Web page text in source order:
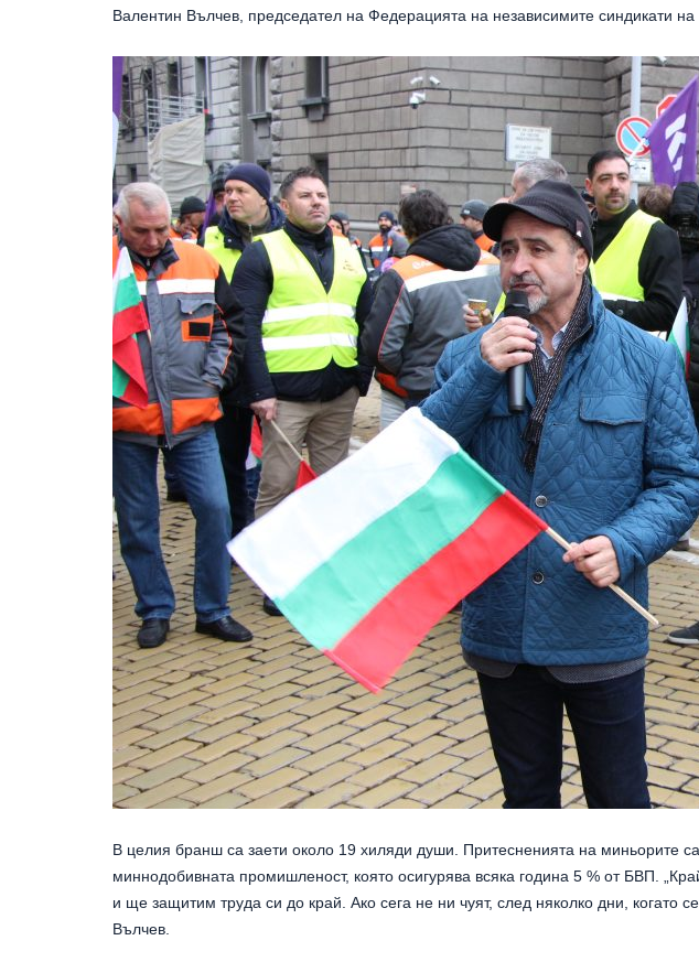
Валентин Вълчев, председател на Федерацията на независимите синдикати
В целия бранш са заети около 19 хиляди души. Притесненията на миньорите
миннодобивната промишленост, която осигурява всяка година 5 % от БВП.
и ще защитим труда си до край. Ако сега не ни чуят, след няколко дни,
Вълчев.